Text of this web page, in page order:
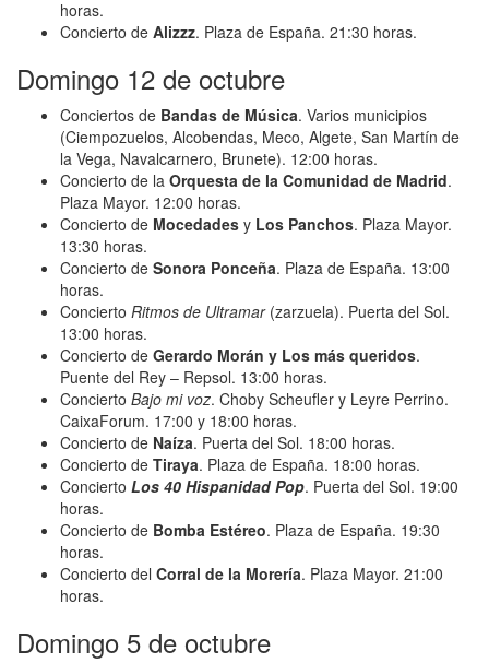
horas.
Concierto de Alizzz. Plaza de España. 21:30 horas.
Domingo 12 de octubre
Conciertos de Bandas de Música. Varios municipios
(Ciempozuelos, Alcobendas, Meco, Algete, San Martín de
la Vega, Navalcarnero, Brunete). 12:00 horas.
Concierto de la Orquesta de la Comunidad de Madrid.
Plaza Mayor. 12:00 horas.
Concierto de Mocedades y Los Panchos. Plaza Mayor.
13:30 horas.
Concierto de Sonora Ponceña. Plaza de España. 13:00
horas.
Concierto Ritmos de Ultramar(zarzuela). Puerta del Sol.
13:00 horas.
Concierto de Gerardo Morán y Los más queridos.
Puente del Rey – Repsol. 13:00 horas.
Concierto Bajo mi voz. Choby Scheufler y Leyre Perrino.
CaixaForum. 17:00 y 18:00 horas.
Concierto de Naíza. Puerta del Sol. 18:00 horas.
Concierto de Tiraya. Plaza de España. 18:00 horas.
Concierto Los 40 Hispanidad Pop. Puerta del Sol. 19:00
horas.
Concierto de Bomba Estéreo. Plaza de España. 19:30
horas.
Concierto del Corral de la Morería. Plaza Mayor. 21:00
horas.
Domingo 5 de octubre